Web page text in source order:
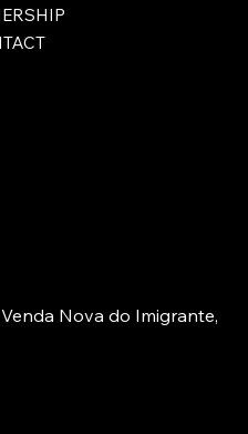
Venda Nova do Imigrante,